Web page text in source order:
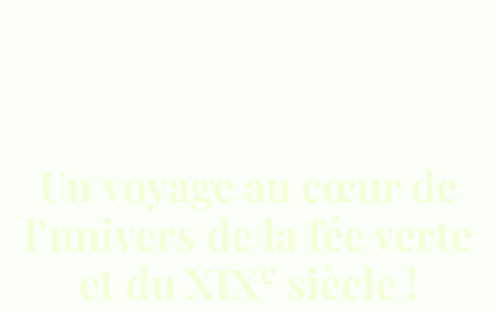
Un voyage au cœur de
l’univers de la fée verte
et du XIXe siècle !